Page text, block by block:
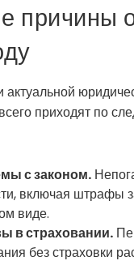
причины
приходят по
с законом.
включая штрафы
виде.
в страховании.
без страховки